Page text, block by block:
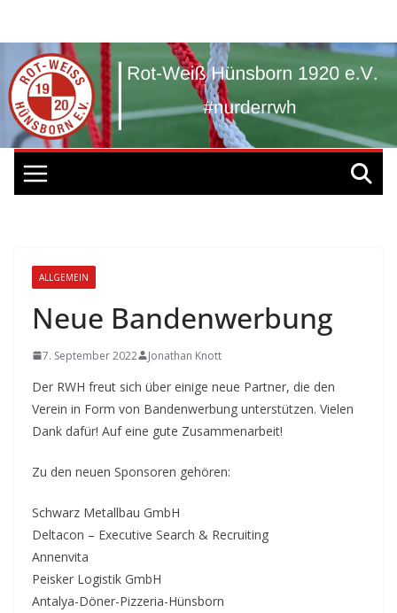
springen
ALLGEMEIN
Neue Bandenwerbung
7. September 2022 Jonathan Knott
Der RWH freut sich über einige neue Partner, die den
Verein in Form von Bandenwerbung unterstützen. Vielen
Dank dafür! Auf eine gute Zusammenarbeit!
Zu den neuen Sponsoren gehören:
Schwarz Metallbau GmbH
Deltacon – Executive Search & Recruiting
Annenvita
Peisker Logistik GmbH
Antalya-Döner-Pizzeria-Hünsborn